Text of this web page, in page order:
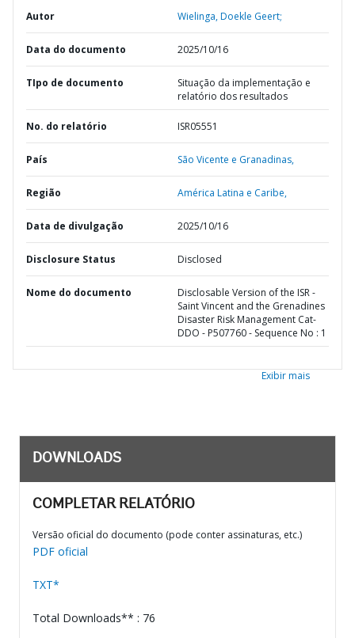
Autor Wielinga, Doekle Geert;
Data do documento 2025/10/16
TIpo de documento
Situação da implementação e
relatório dos resultados
No. do relatório ISR05551
País São Vicente e Granadinas,
Região América Latina e Caribe,
Data de divulgação 2025/10/16
Disclosure Status Disclosed
Nome do documento
Disclosable Version of the ISR -
Saint Vincent and the Grenadines
Disaster Risk Management Cat-
DDO - P507760 - Sequence No : 1
Exibir mais
DOWNLOADS
COMPLETAR RELATÓRIO
Versão oficial do documento (pode conter assinaturas, etc.)
PDF oficial
TXT*
Total Downloads** : 76